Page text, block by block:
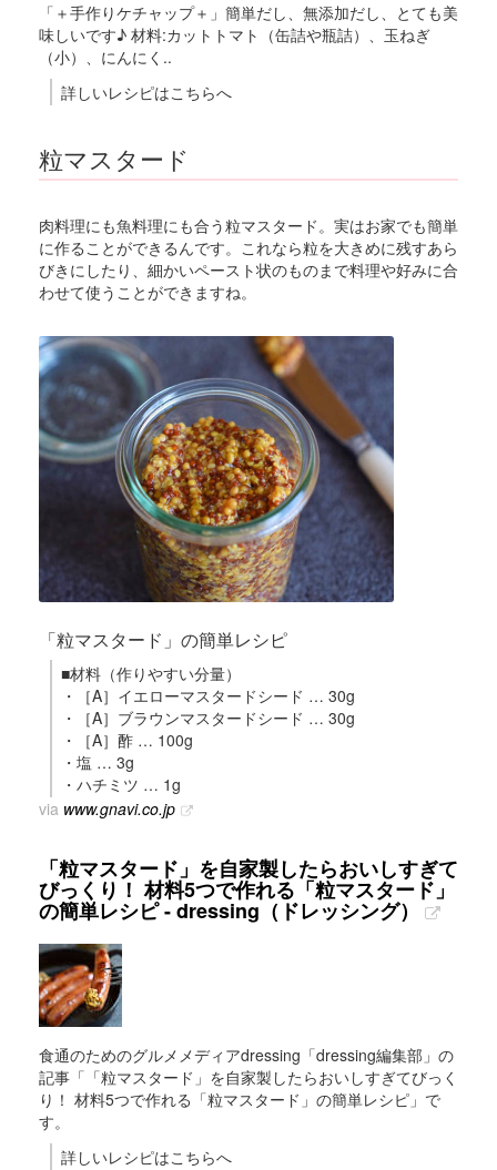
「＋手作りケチャップ＋」簡単だし、無添加だし、とても美
味しいです♪ 材料:カットトマト（缶詰や瓶詰）、玉ねぎ
（小）、にんにく..
詳しいレシピはこちらへ
粒マスタード
肉料理にも魚料理にも合う粒マスタード。実はお家でも簡単
に作ることができるんです。これなら粒を大きめに残すあら
びきにしたり、細かいペースト状のものまで料理や好みに合
わせて使うことができますね。
「粒マスタード」の簡単レシピ
■材料（作りやすい分量）
・［A］イエローマスタードシード … 30g
・［A］ブラウンマスタードシード … 30g
・［A］酢 … 100g
・塩 … 3g
・ハチミツ … 1g
via www.gnavi.co.jp
「粒マスタード」を自家製したらおいしすぎて
びっくり！ 材料5つで作れる「粒マスタード」
の簡単レシピ - dressing（ドレッシング）
食通のためのグルメメディアdressing「dressing編集部」の
記事「「粒マスタード」を自家製したらおいしすぎてびっく
り！ 材料5つで作れる「粒マスタード」の簡単レシピ」で
す。
詳しいレシピはこちらへ